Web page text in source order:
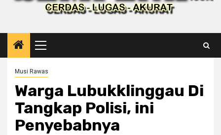
Primary
Menu
Musi Rawas
Warga Lubukklinggau Di
Tangkap Polisi, ini
Penyebabnya